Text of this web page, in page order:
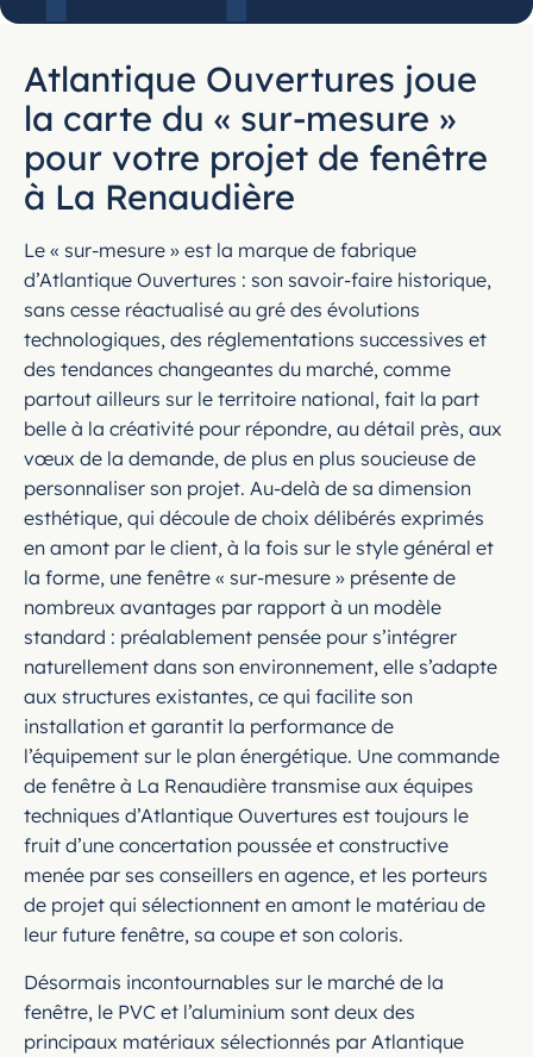
Atlantique Ouvertures joue
la carte du « sur-mesure »
pour votre projet de fenêtre
à La Renaudière
Le « sur-mesure » est la marque de fabrique
d’Atlantique Ouvertures : son savoir-faire historique,
sans cesse réactualisé au gré des évolutions
technologiques, des réglementations successives et
des tendances changeantes du marché, comme
partout ailleurs sur le territoire national, fait la part
belle à la créativité pour répondre, au détail près, aux
vœux de la demande, de plus en plus soucieuse de
personnaliser son projet. Au-delà de sa dimension
esthétique, qui découle de choix délibérés exprimés
en amont par le client, à la fois sur le style général et
la forme, une fenêtre « sur-mesure » présente de
nombreux avantages par rapport à un modèle
standard : préalablement pensée pour s’intégrer
naturellement dans son environnement, elle s’adapte
aux structures existantes, ce qui facilite son
installation et garantit la performance de
l’équipement sur le plan énergétique. Une commande
de fenêtre à La Renaudière transmise aux équipes
techniques d’Atlantique Ouvertures est toujours le
fruit d’une concertation poussée et constructive
menée par ses conseillers en agence, et les porteurs
de projet qui sélectionnent en amont le matériau de
leur future fenêtre, sa coupe et son coloris.
Désormais incontournables sur le marché de la
fenêtre, le PVC et l’aluminium sont deux des
principaux matériaux sélectionnés par Atlantique